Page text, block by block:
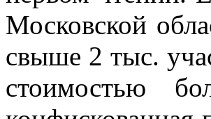
Московской
свыше 2 тыс.
стоимостью